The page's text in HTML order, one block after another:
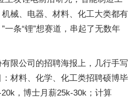
械、电器、材料、化工大类都有
一条“锂”想赛道，串起了无数年
限公司的招聘海报上，几行手写
材料、化学、化工类招聘硕博毕
，博士月薪25k-30k；计算